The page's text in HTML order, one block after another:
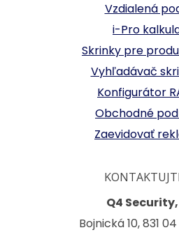
Vzdialená
i-Pro
Skrinky pre
Vyhľadávač
Konfigurátor
Obchodné
Zaevidovať
Q4
Bojnická 10, 831